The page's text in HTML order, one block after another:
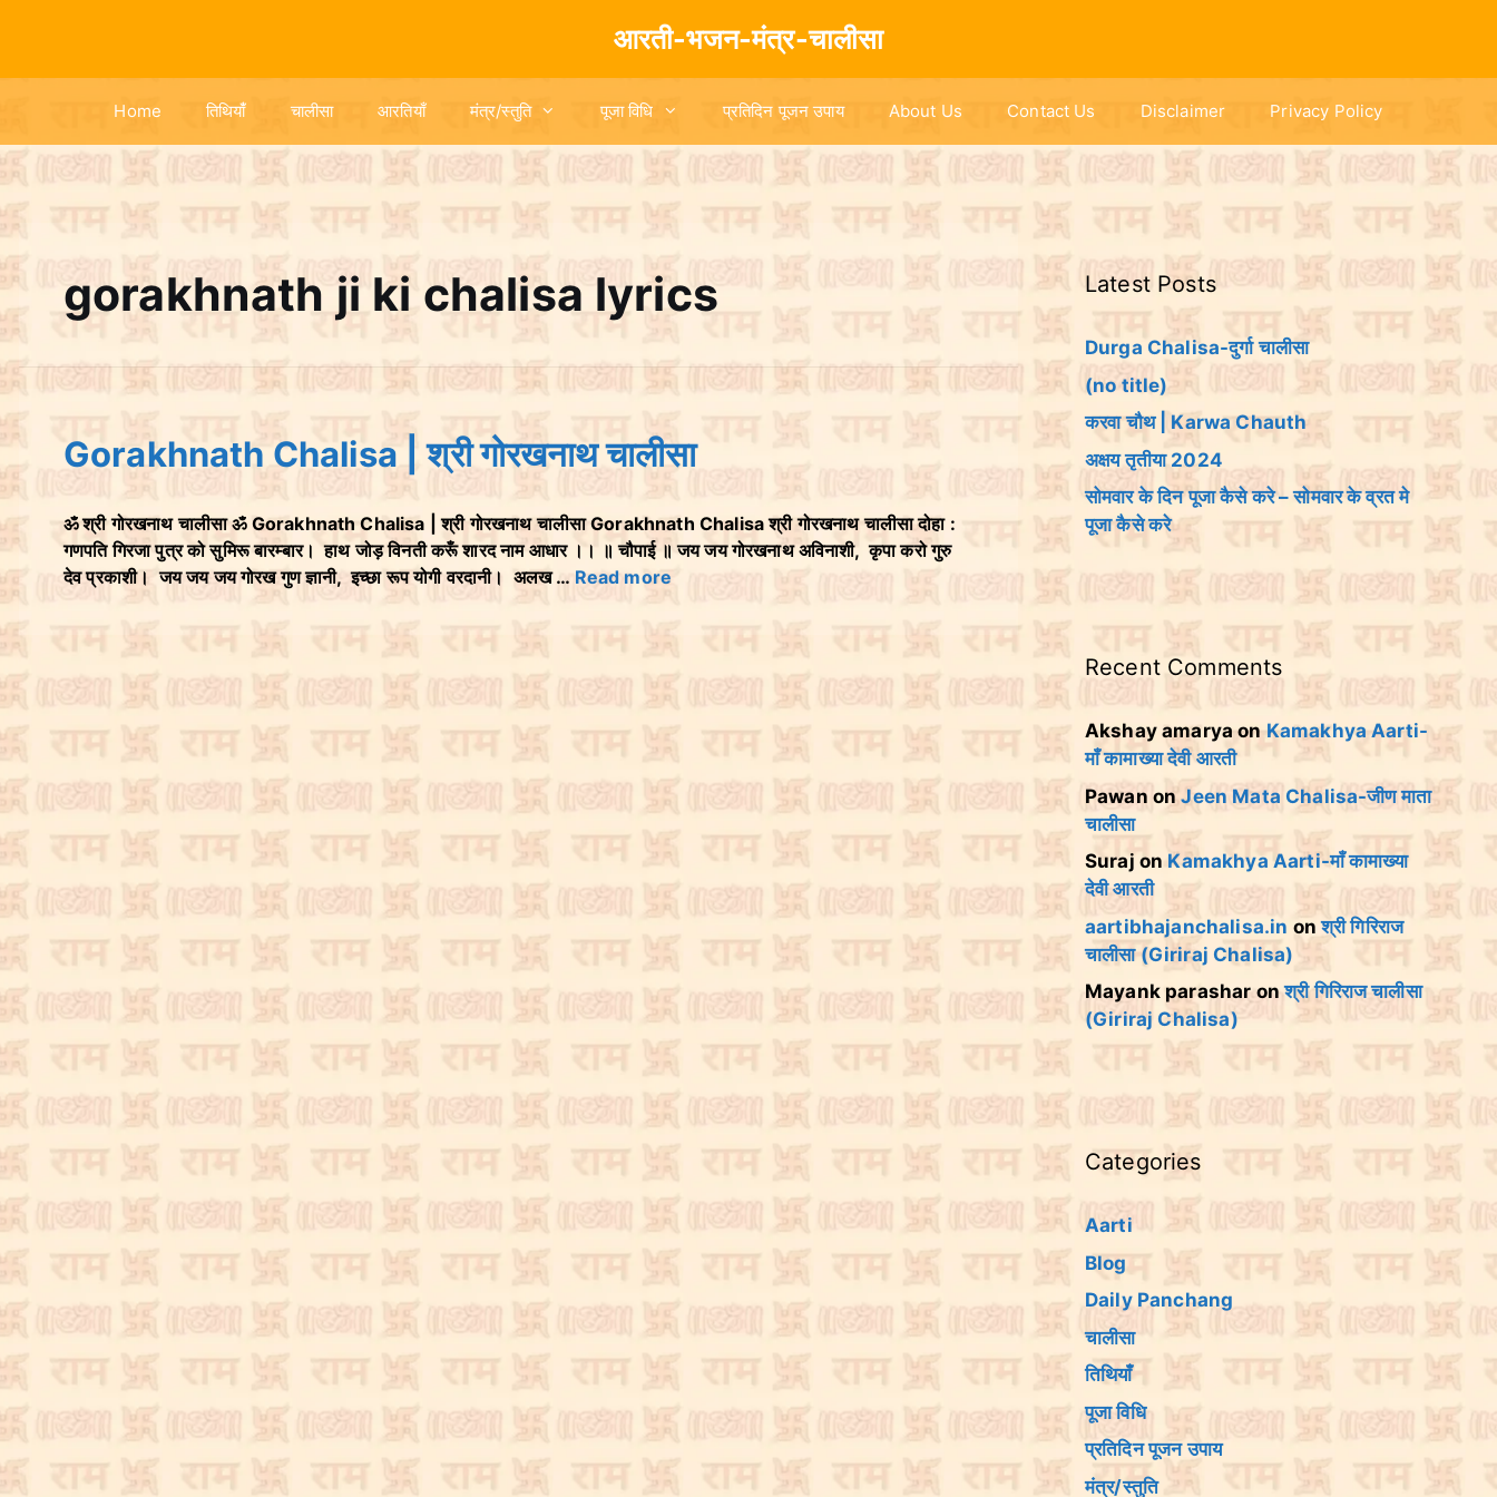
o
आरती-भजन-मंत्र-चालीसा
Home तिथियांँ चालीसा आरतियाँ मंत्र/स्तुति पूजा विधि प्रतिदिन पूजन उपाय About Us Contact Us Disclaimer Privacy Policy
gorakhnath ji ki chalisa lyrics
Gorakhnath Chalisa | श्री गोरखनाथ चालीसा
ॐ श्री गोरखनाथ चालीसा ॐ Gorakhnath Chalisa | श्री गोरखनाथ चालीसा Gorakhnath Chalisa श्री गोरखनाथ चालीसा दोहा :
गणपति गिरजा पुत्र को सुमिरू बारम्बार। हाथ जोड़ विनती करूँ शारद नाम आधार ।। ॥ चौपाई ॥ जय जय गोरखनाथ अविनाशी, कृपा करो गुरु
देव प्रकाशी। जय जय जय गोरख गुण ज्ञानी, इच्छा रूप योगी वरदानी। अलख … Read more
Latest Posts
Durga Chalisa-दुर्गा चालीसा
(no title)
करवा चौथ | Karwa Chauth
अक्षय तृतीया 2024
सोमवार के दिन पूजा कैसे करे – सोमवार के व्रत मे
पूजा कैसे करे
Recent Comments
Akshay amaryaonKamakhya Aarti-
माँ कामाख्या देवी आरती
Pawan onJeen Mata Chalisa-जीण माता
चालीसा
Suraj on Kamakhya Aarti-माँ कामाख्या
देवी आरती
aartibhajanchalisa.in onश्री गिरिराज
चालीसा (Giriraj Chalisa)
Mayank parasharonश्री गिरिराज चालीसा
(Giriraj Chalisa)
Categories
Aarti
Blog
Daily Panchang
चालीसा
तिथियांँ
पूजा विधि
प्रतिदिन पूजन उपाय
मंत्र/स्तुति